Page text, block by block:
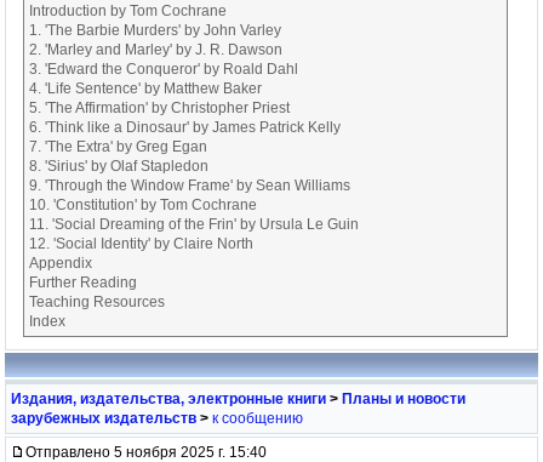
Introduction by Tom Cochrane
1. 'The Barbie Murders' by John Varley
2. 'Marley and Marley' by J. R. Dawson
3. 'Edward the Conqueror' by Roald Dahl
4. 'Life Sentence' by Matthew Baker
5. 'The Affirmation' by Christopher Priest
6. 'Think like a Dinosaur' by James Patrick Kelly
7. 'The Extra' by Greg Egan
8. 'Sirius' by Olaf Stapledon
9. 'Through the Window Frame' by Sean Williams
10. 'Constitution' by Tom Cochrane
11. 'Social Dreaming of the Frin' by Ursula Le Guin
12. 'Social Identity' by Claire North
Appendix
Further Reading
Teaching Resources
Index
Издания, издательства, электронные книги > Планы и новости
зарубежных издательств > к сообщению
Отправлено 5 ноября 2025 г. 15:40